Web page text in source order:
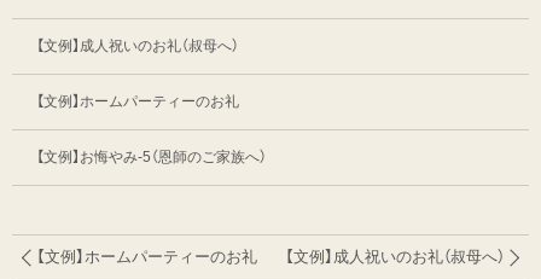
【文例】成人祝いのお礼（叔母へ）
【文例】ホームパーティーのお礼
【文例】お悔やみ-5（恩師のご家族へ）
【文例】ホームパーティーのお礼 【文例】成人祝いのお礼（叔母へ）